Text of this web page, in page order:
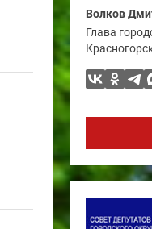
Волков
Глава